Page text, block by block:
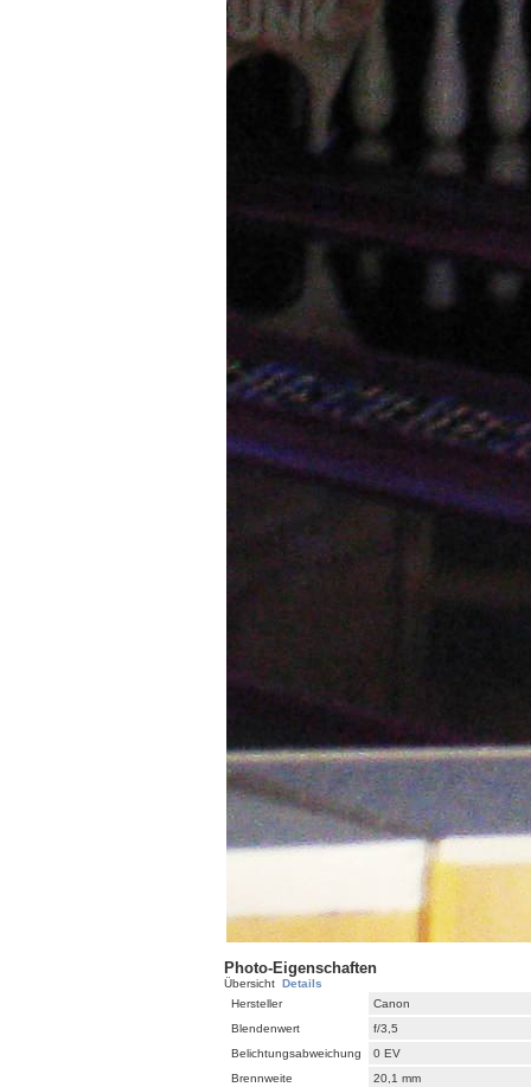
Photo-Eigenschaften
Übersicht Details
Hersteller
Canon
Blendenwert
f/3,5
Belichtungsabweichung
0 EV
Brennweite
20,1 mm